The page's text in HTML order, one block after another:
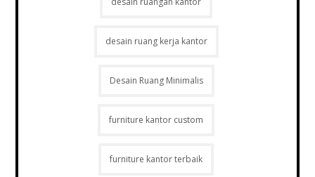
desain ruang kerja kantor
Desain Ruang Minimalis
furniture kantor custom
furniture kantor terbaik